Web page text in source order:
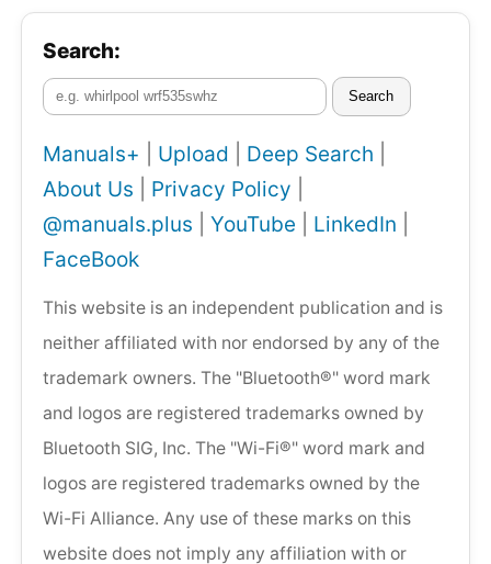
Search:
Search
Manuals+ Upload Deep Search
About Us
Privacy Policy
@manuals.plus
YouTube LinkedIn
FaceBook
This website is an independent publication and is
neither affiliated with nor endorsed by any of the
trademark owners. The "Bluetooth®" word mark
and logos are registered trademarks owned by
Bluetooth SIG, Inc. The "Wi-Fi®" word mark and
logos are registered trademarks owned by the
Wi-Fi Alliance. Any use of these marks on this
website does not imply any affiliation with or